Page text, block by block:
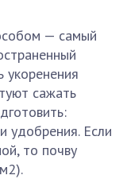
— самый
укоренения
сажать
удобрения. Если
то почву